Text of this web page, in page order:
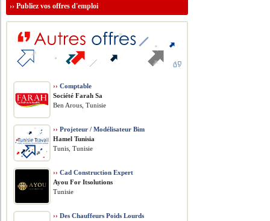
››Publiez vos offres d'emploi
›› Comptable
Société Farah Sa
Ben Arous, Tunisie
›› Projeteur / Modélisateur Bim
Hamel Tunisia
Tunis, Tunisie
›› Cad Construction Expert
Ayou For Itsolutions
Tunisie
›› Des Chauffeurs Poids Lourds